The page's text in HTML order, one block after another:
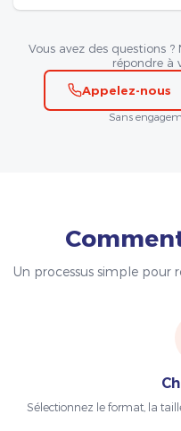
Vous avez des questions
répondre à
Appelez-nous
Sans
Un processus simple pour
Sélectionnez le format, la